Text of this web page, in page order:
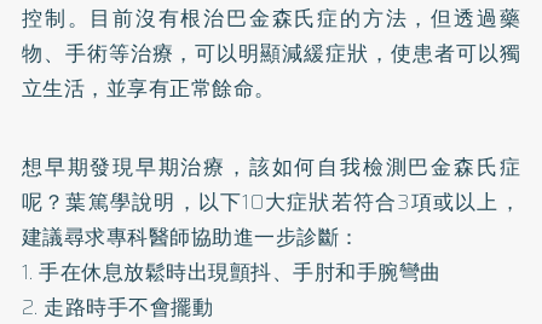
控制。目前沒有根治巴金森氏症的方法，但透過藥
物、手術等治療，可以明顯減緩症狀，使患者可以獨
立生活，並享有正常餘命。
想早期發現早期治療，該如何自我檢測巴金森氏症
呢？葉篤學說明，以下10大症狀若符合3項或以上，
建議尋求專科醫師協助進一步診斷：
1. 手在休息放鬆時出現顫抖、手肘和手腕彎曲
2. 走路時手不會擺動